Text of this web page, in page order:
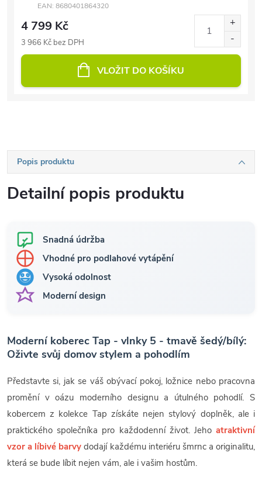
EAN: 8680401864320
4 799 Kč
3 966 Kč bez DPH
VLOŽIT DO KOŠÍKU
Popis produktu
Detailní popis produktu
Snadná údržba
Vhodné pro podlahové vytápění
Vysoká odolnost
Moderní design
Moderní koberec Tap - vlnky 5 - tmavě šedý/bílý:
Oživte svůj domov stylem a pohodlím
Představte si, jak se váš obývací pokoj, ložnice nebo pracovna
promění v oázu moderního designu a útulného pohodlí. S
kobercem z kolekce Tap získáte nejen stylový doplněk, ale i
praktického společníka pro každodenní život. Jeho atraktivní
vzor a líbivé barvy dodají každému interiéru šmrnc a originalitu,
která se bude líbit nejen vám, ale i vašim hostům.